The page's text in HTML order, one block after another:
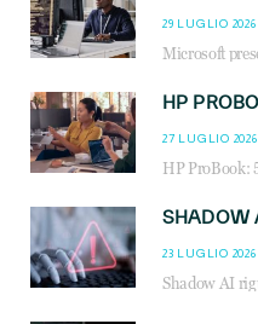
29 LUGLIO 2026
27 LUGLIO 2026
23 LUGLIO 2026